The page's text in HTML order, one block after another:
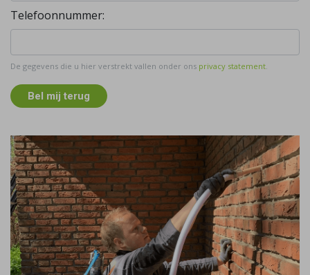
Telefoonnummer:
De gegevens die u hier verstrekt vallen onder ons privacy statement.
Bel mij terug